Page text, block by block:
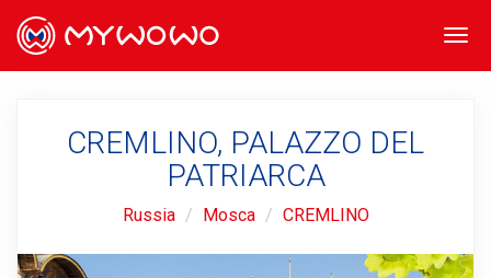
CREMLINO, PALAZZO DEL
PATRIARCA
Russia Mosca CREMLINO